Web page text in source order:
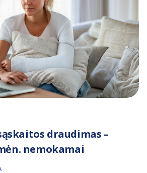
draudimas –
nemokamai